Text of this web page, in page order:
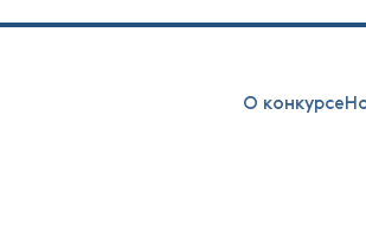
О конкурсе